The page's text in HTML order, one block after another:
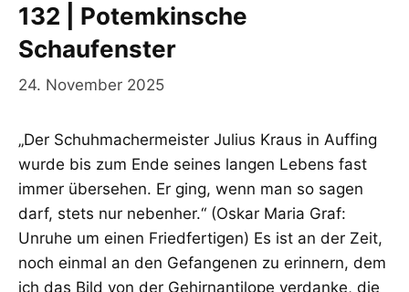
132 | Potemkinsche
Schaufenster
24. November 2025
„Der Schuhmachermeister Julius Kraus in Auffing
wurde bis zum Ende seines langen Lebens fast
immer übersehen. Er ging, wenn man so sagen
darf, stets nur nebenher.“ (Oskar Maria Graf:
Unruhe um einen Friedfertigen) Es ist an der Zeit,
noch einmal an den Gefangenen zu erinnern, dem
ich das Bild von der Gehirnantilope verdanke, die